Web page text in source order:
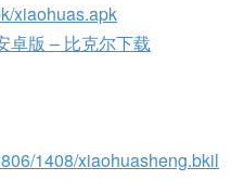
xiaohuas.apk
卓版 – 比克尔下载
1408/xiaohuasheng.bkil